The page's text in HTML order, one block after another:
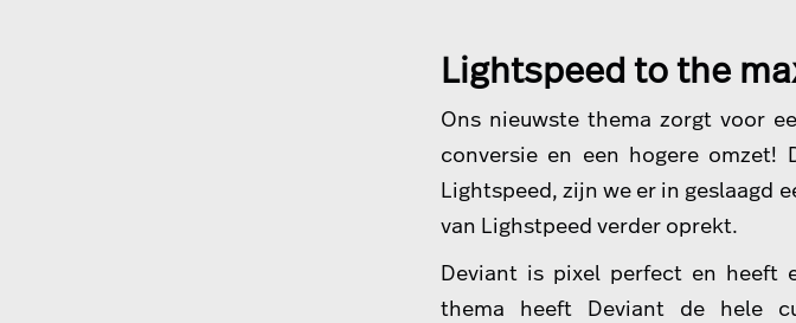
Lightspeed to the
Ons nieuwste thema zorgt voor
conversie en een hogere omzet!
Lightspeed, zijn we er in geslaagd
van Lighstpeed verder oprekt.
Deviant is pixel perfect en heeft
thema heeft Deviant de hele